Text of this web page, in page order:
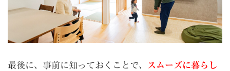
最後に、事前に知っておくことで、
スムーズに暮らし